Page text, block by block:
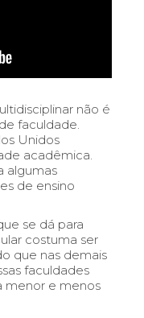
não é
faculdade.
Unidos
acadêmica.
algumas
de ensino
se dá para
costuma ser
que nas demais
faculdades
menor e menos